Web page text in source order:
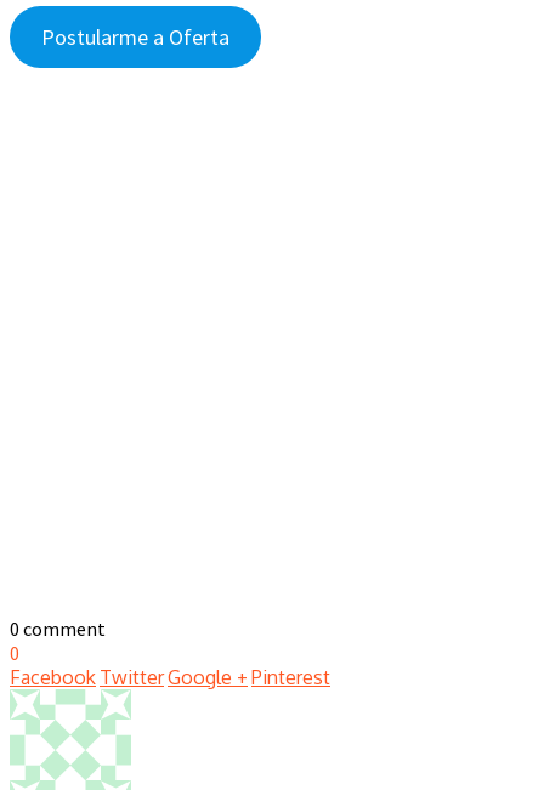
Postularme a Oferta
0 comment
0
Facebook TwitterGoogle + Pinterest